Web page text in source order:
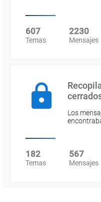
607
Temas
2230
Mensajes
Los
182
Temas
567
Mensajes